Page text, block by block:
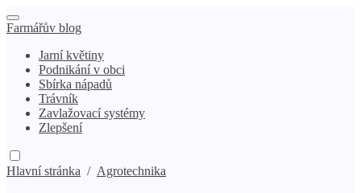
Farmářův blog
Jarní květiny
Podnikání v obci
Sbírka nápadů
Trávník
Zavlažovací systémy
Zlepšení
Hlavní stránka / Agrotechnika